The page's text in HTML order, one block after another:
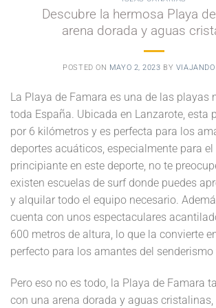
Descubre la hermosa Playa
arena dorada y aguas
POSTED ON MAYO 2, 2023 BY
La Playa de Famara es una de las playas
toda España. Ubicada en Lanzarote, esta
por 6 kilómetros y es perfecta para los
deportes acuáticos, especialmente para el
principiante en este deporte, no te
existen escuelas de surf donde puedes
y alquilar todo el equipo necesario.
cuenta con unos espectaculares
600 metros de altura, lo que la convierte
perfecto para los amantes del
Pero eso no es todo, la Playa de Famara
con una arena dorada y aguas